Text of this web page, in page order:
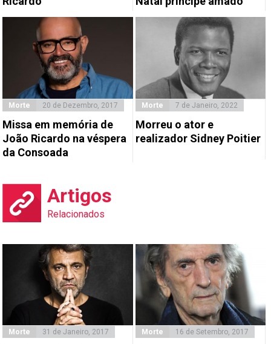
Morte 20 de Dezembro, 2017
Missa em memória de
João Ricardo na véspera
da Consoada
Morte 7 de Janeiro, 2022
Morreu o ator e
realizador Sidney Poitier
Artigos
Relacionados
Morte 31 de Janeiro, 2017 Morte 16 de Setembro, 2017